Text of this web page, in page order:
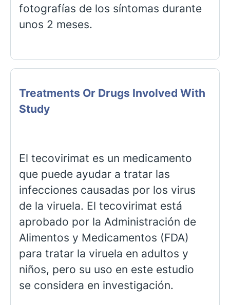
fotografías de los síntomas durante
unos 2 meses.
Treatments Or Drugs Involved With
Study
El tecovirimat es un medicamento
que puede ayudar a tratar las
infecciones causadas por los virus
de la viruela. El tecovirimat está
aprobado por la Administración de
Alimentos y Medicamentos (FDA)
para tratar la viruela en adultos y
niños, pero su uso en este estudio
se considera en investigación.